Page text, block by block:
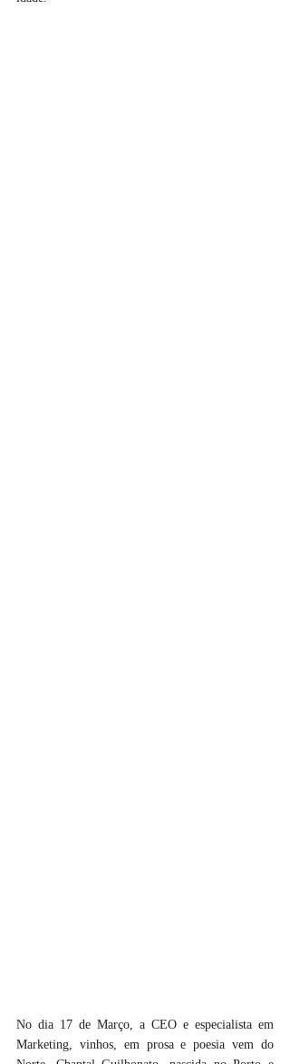
No dia 17 de Março, a CEO e especialista em
Marketing, vinhos, em prosa e poesia vem do